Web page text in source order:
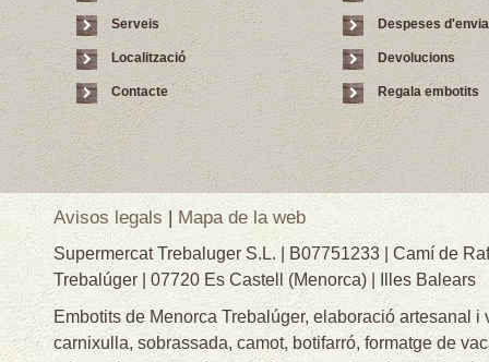
Serveis
Localització
Contacte
Despeses
Devolucions
Regala embotits
Avisos legals | Mapa de la web
Supermercat Trebaluger S.L. | B07751233 | Camí de
Trebalúger | 07720 Es Castell (Menorca) | Illes Balears
Embotits de Menorca Trebalúger, elaboració artesanal i
carnixulla, sobrassada, camot, botifarró, formatge de